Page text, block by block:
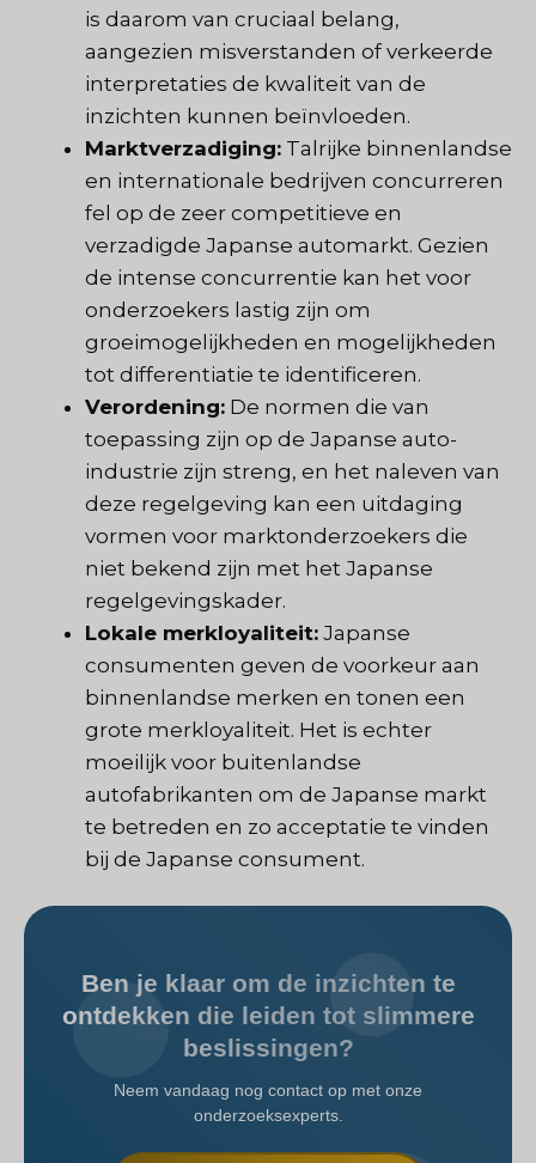
is daarom van cruciaal belang,
aangezien misverstanden of verkeerde
interpretaties de kwaliteit van de
inzichten kunnen beïnvloeden.
Marktverzadiging: Talrijke binnenlandse
en internationale bedrijven concurreren
fel op de zeer competitieve en
verzadigde Japanse automarkt. Gezien
de intense concurrentie kan het voor
onderzoekers lastig zijn om
groeimogelijkheden en mogelijkheden
tot differentiatie te identificeren.
Verordening: De normen die van
toepassing zijn op de Japanse auto-
industrie zijn streng, en het naleven van
deze regelgeving kan een uitdaging
vormen voor marktonderzoekers die
niet bekend zijn met het Japanse
regelgevingskader.
Lokale merkloyaliteit: Japanse
consumenten geven de voorkeur aan
binnenlandse merken en tonen een
grote merkloyaliteit. Het is echter
moeilijk voor buitenlandse
autofabrikanten om de Japanse markt
te betreden en zo acceptatie te vinden
bij de Japanse consument.
Ben je klaar om de inzichten te
ontdekken die leiden tot slimmere
beslissingen?
Neem vandaag nog contact op met onze
onderzoeksexperts.